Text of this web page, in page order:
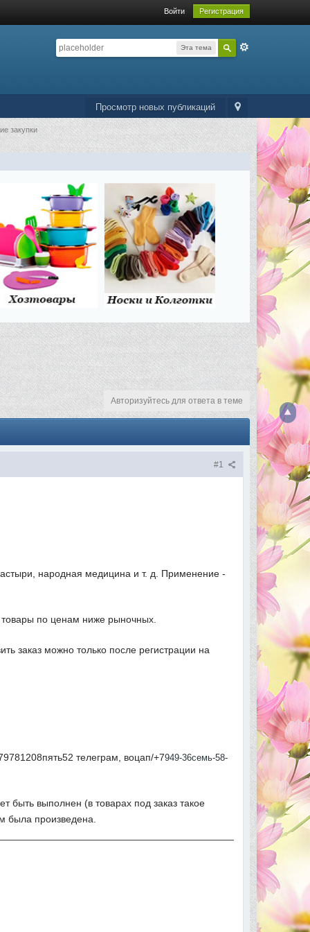
Войти Регистрация
Эта тема
Просмотр новых публикаций
закупки
Авторизуйтесь для ответа в теме
#1
народная медицина и т. д. Применение -
по ценам ниже рыночных.
заказ можно только после регистрации на
телеграм, воцап/+7949-36семь-58-
быть выполнен (в товарах под заказ такое
была произведена.